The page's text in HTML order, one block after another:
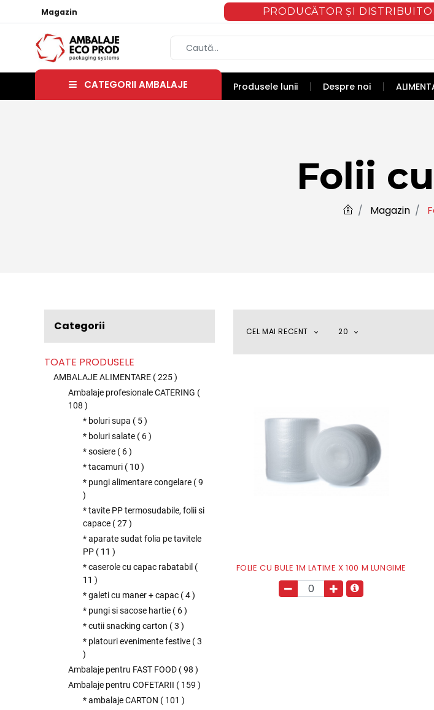
Magazin PRODUCĂTOR ȘI
CATEGORII AMBALAJE Produsele lunii Despre noi
Folii
Magazin
Categorii
TOATE PRODUSELE
AMBALAJE ALIMENTARE (225)
Ambalaje profesionale CATERING (
108 )
* boluri supa ( 5)
* boluri salate ( 6)
* sosiere ( 6)
* tacamuri ( 10 )
* pungi alimentare congelare (9
)
* tavite PP termosudabile, folii si
capace (27)
* aparate sudat folia pe tavitele
PP ( 11 )
* caserole cu capac rabatabil (
11 )
* galeti cu maner + capac (4)
* pungi si sacose hartie ( 6)
* cutii snacking carton (3 )
* platouri evenimente festive (3
)
Ambalaje pentru FAST FOOD (98 )
Ambalaje pentru COFETARII ( 159 )
* ambalaje CARTON ( 101 )
CEL MAI RECENT 20
FOLIE CU BULE 1M LATIME X 100 M LUNGIME